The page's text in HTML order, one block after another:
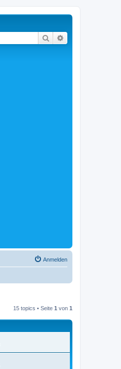
Suche
Anmelden
15 topics • Seite 1 von 1